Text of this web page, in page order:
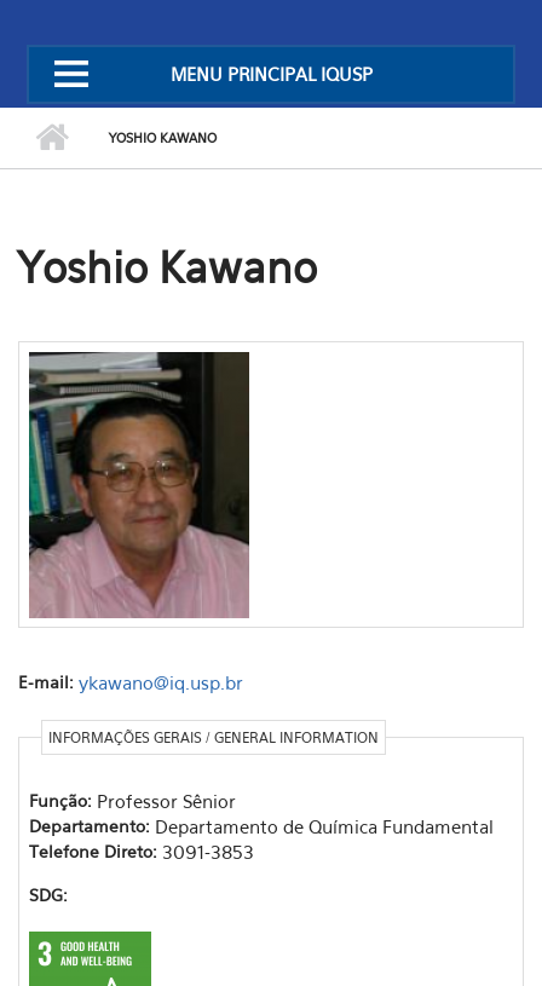
MENU PRINCIPAL IQUSP
YOSHIO KAWANO
Yoshio Kawano
E-mail: ykawano@iq.usp.br
INFORMAÇÕES GERAIS / GENERAL INFORMATION
Função: Professor Sênior
Departamento: Departamento de Química Fundamental
Telefone Direto: 3091-3853
SDG: